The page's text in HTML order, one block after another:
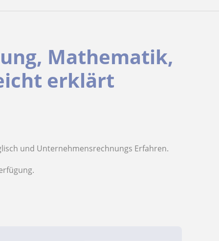
Mathematik,
erklärt
und Unternehmensrechnungs Erfahren.